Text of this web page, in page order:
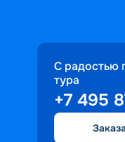
С радостью
тура
+7 495